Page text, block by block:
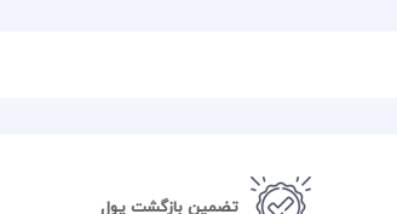
تضمین بازگشت پول